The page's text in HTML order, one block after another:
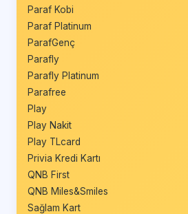
Paraf Kobi
Paraf Platinum
ParafGenç
Parafly
Parafly Platinum
Parafree
Play
Play Nakit
Play TLcard
Privia Kredi Kartı
QNB First
QNB Miles&Smiles
Sağlam Kart